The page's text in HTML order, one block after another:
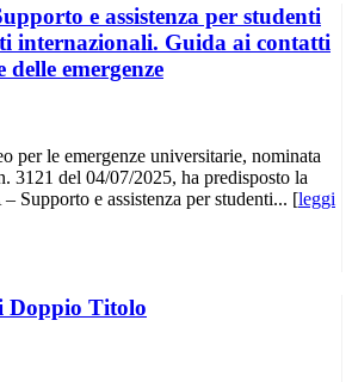
e assistenza per studenti
internazionali. Guida ai contatti
emergenze
per le emergenze universitarie, nominata
3121 del 04/07/2025, ha predisposto la
Supporto e assistenza per studenti... [leggi
Doppio Titolo